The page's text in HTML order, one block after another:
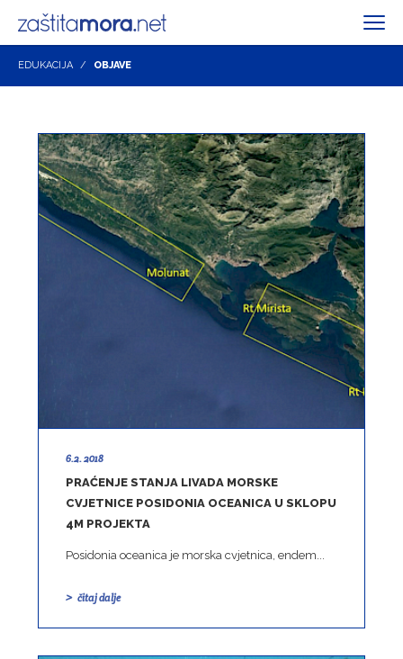
EDUKACIJA OBJAVE
6.2. 2018
PRAĆENJE STANJA LIVADA MORSKE
CVJETNICE POSIDONIA OCEANICA U SKLOPU
4M PROJEKTA
Posidonia oceanica je morska cvjetnica, endem...
čitaj dalje